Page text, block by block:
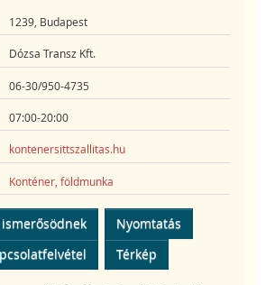
1239, Budapest
Dózsa Transz Kft.
06-30/950-4735
07:00-20:00
kontenersittszallitas.hu
Konténer, földmunka
Nyomtatás
Térkép